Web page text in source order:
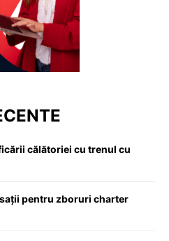
călătoriei cu trenul cu
pentru zboruri charter